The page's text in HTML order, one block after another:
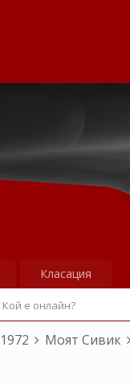
Кой е онлайн?
Класация
Моят Сивик